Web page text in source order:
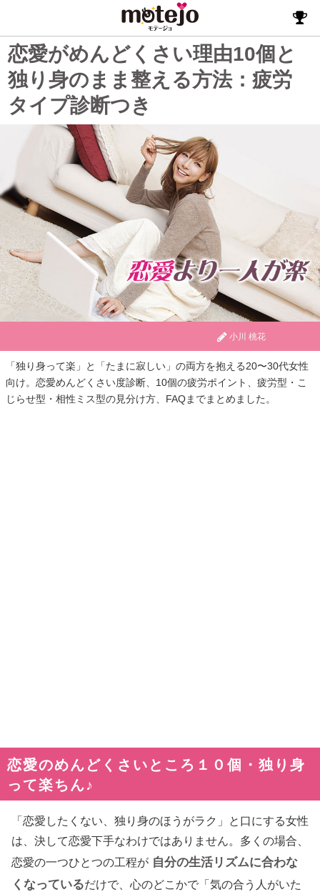
恋愛がめんどくさい理由10個と
独り身のまま整える方法：疲労
タイプ診断つき
小川 桃花
「独り身って楽」と「たまに寂しい」の両方を抱える20〜30代女性
向け。恋愛めんどくさい度診断、10個の疲労ポイント、疲労型・こ
じらせ型・相性ミス型の見分け方、FAQまでまとめました。
恋愛のめんどくさいところ１０個・独り身
って楽ちん♪
「恋愛したくない、独り身のほうがラク」と口にする女性
は、決して恋愛下手なわけではありません。多くの場合、
恋愛の一つひとつの工程が 自分の生活リズムに合わな
くなっているだけで、心のどこかで「気の合う人がいた